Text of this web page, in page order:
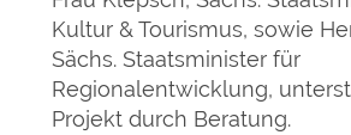
Kultur & Tourismus, sowie
Sächs. Staatsminister für
Regionalentwicklung,
Projekt durch Beratung.